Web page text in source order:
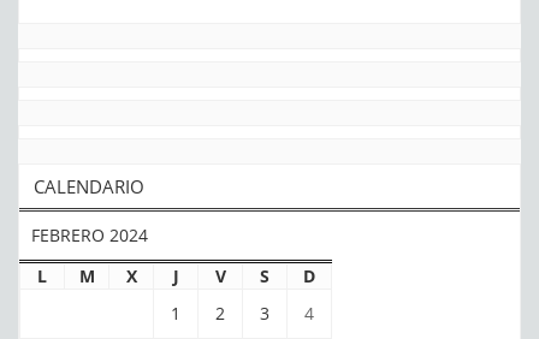
CALENDARIO
FEBRERO 2024
L
M X J V S
D
1
2 3 4